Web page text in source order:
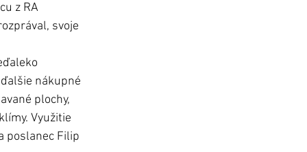
z RA
svoje
nákupné
plochy,
Využitie
poslanec Filip